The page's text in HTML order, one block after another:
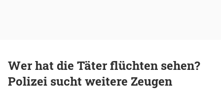
Wer hat die Täter flüchten sehen?
Polizei sucht weitere Zeugen